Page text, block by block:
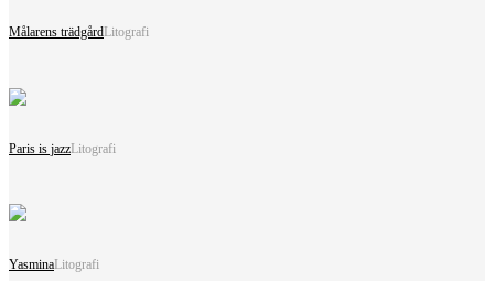
Målarens trädgård Litografi
Paris is jazzLitografi
Yasmina Litografi